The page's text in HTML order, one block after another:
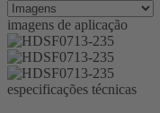
imagens de aplicação
especificações técnicas